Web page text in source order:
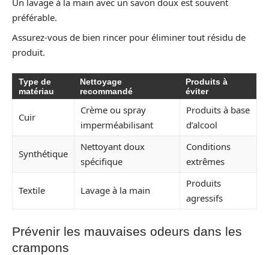
Un lavage à la main avec un savon doux est souvent
préférable.
Assurez-vous de bien rincer pour éliminer tout résidu de
produit.
Type de
matériau
Nettoyage
recommandé
Produits à
éviter
Cuir
Crème ou spray
imperméabilisant
Produits à base
d’alcool
Synthétique
Nettoyant doux
spécifique
Conditions
extrêmes
Textile Lavage à la main
Produits
agressifs
Prévenir les mauvaises odeurs dans les
crampons